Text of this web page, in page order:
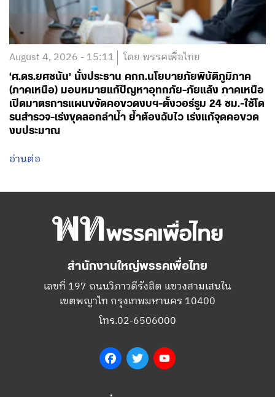
August 4, 2026 - 15:11 โดย พรรคเพื่อไทย
‘ศ.ดร.ยศชนัน’ นั่งประธาน คกก.นโยบายภัยพิบัติภูมิภาค
(ภาคเหนือ) มอบหมายแก้ปัญหาอุทกภัย-ภัยแล้ง ภาคเหนือ
เปิดมาตรการแผนขจัดคอขวดงบฯ-ตั้งวอร์รูม 24 ชม.-ใช้โด
รนสำรวจ-เร่งขุดลอกลำน้ำ ย้ำต้องฉับไว เร่งแก้จุดคอขวด
งบประมาณ
อ่านต่อ
สำนักงานใหญ่พรรคเพื่อไทย
เลขที่ 197 ถนนวิภาวดีรังสิต แขวงสามเสนใน
เขตพญาไท กรุงเทพมหานคร 10400
โทร.02-6506000
FacebookTwitter